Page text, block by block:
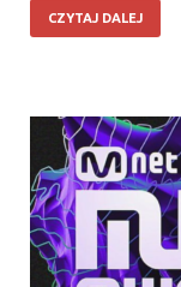
CZYTAJ DALEJ